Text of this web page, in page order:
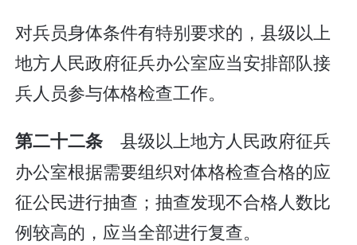
对兵员身体条件有特别要求的，县级以上
地方人民政府征兵办公室应当安排部队接
兵人员参与体格检查工作。
第二十二条 县级以上地方人民政府征兵
办公室根据需要组织对体格检查合格的应
征公民进行抽查；抽查发现不合格人数比
例较高的，应当全部进行复查。